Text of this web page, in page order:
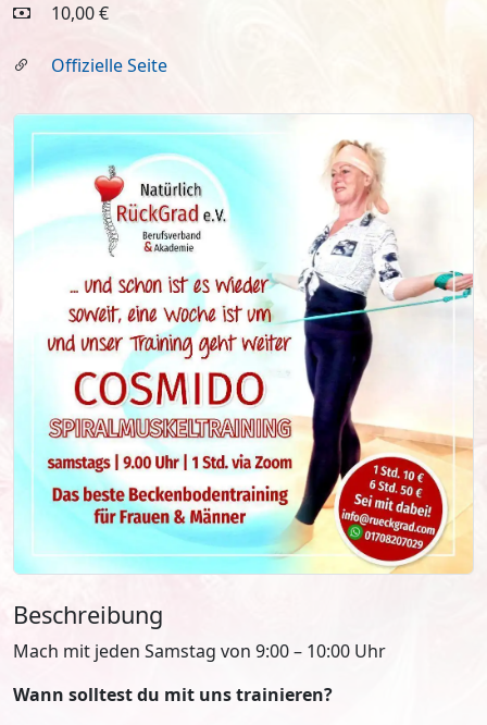
10,00 €
Offizielle Seite
Beschreibung
Mach mit jeden Samstag von 9:00 – 10:00 Uhr
Wann solltest du mit uns trainieren?​